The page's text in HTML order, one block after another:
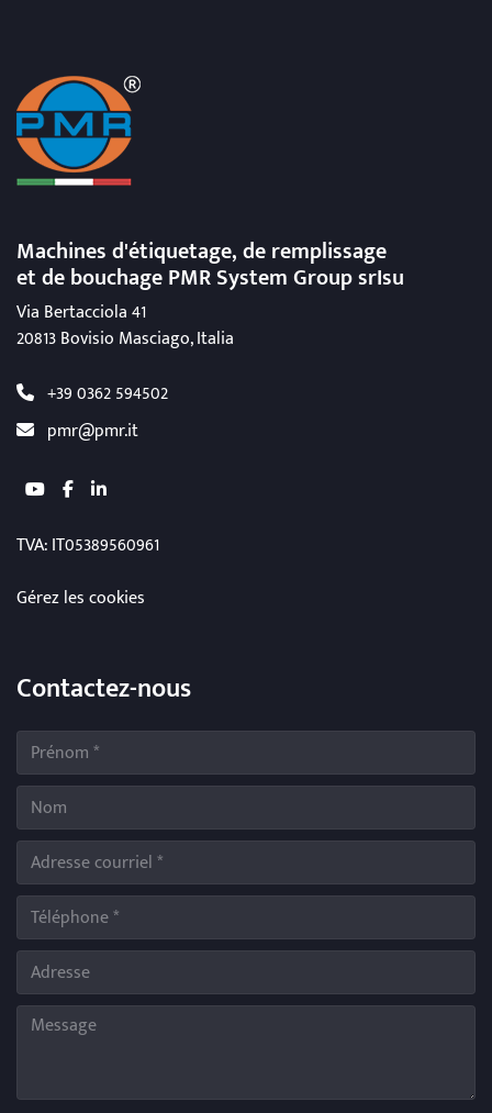
Machines d'étiquetage, de remplissage
et de bouchagePMR System Group srIsu
Via Bertacciola 41
20813 Bovisio Masciago, Italia
+39 0362 594502
pmr@pmr.it
youtubefacebooklinkedin
TVA: IT05389560961
Gérez les cookies
Contactez-nous